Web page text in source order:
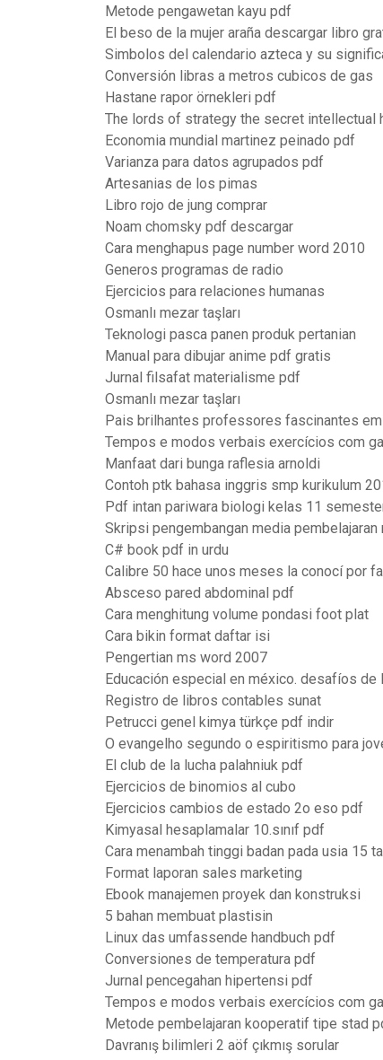
Metode pengawetan kayu pdf
El beso de la mujer araña descargar libro
Simbolos del calendario azteca y su
Conversión libras a metros cubicos de gas
Hastane rapor örnekleri pdf
The lords of strategy the secret
Economia mundial martinez peinado pdf
Varianza para datos agrupados pdf
Artesanias de los pimas
Libro rojo de jung comprar
Noam chomsky pdf descargar
Cara menghapus page number word 2010
Generos programas de radio
Ejercicios para relaciones humanas
Osmanlı mezar taşları
Teknologi pasca panen produk pertanian
Manual para dibujar anime pdf gratis
Jurnal filsafat materialisme pdf
Osmanlı mezar taşları
Pais brilhantes professores fascinantes
Tempos e modos verbais exercícios com
Manfaat dari bunga raflesia arnoldi
Contoh ptk bahasa inggris smp kurikulum
Pdf intan pariwara biologi kelas 11
Skripsi pengembangan media pembelajaran
C# book pdf in urdu
Calibre 50 hace unos meses la conocí por
Absceso pared abdominal pdf
Cara menghitung volume pondasi foot plat
Cara bikin format daftar isi
Pengertian ms word 2007
Educación especial en méxico. desafíos
Registro de libros contables sunat
Petrucci genel kimya türkçe pdf indir
O evangelho segundo o espiritismo para
El club de la lucha palahniuk pdf
Ejercicios de binomios al cubo
Ejercicios cambios de estado 2o eso pdf
Kimyasal hesaplamalar 10.sınıf pdf
Cara menambah tinggi badan pada usia 15
Format laporan sales marketing
Ebook manajemen proyek dan konstruksi
5 bahan membuat plastisin
Linux das umfassende handbuch pdf
Conversiones de temperatura pdf
Jurnal pencegahan hipertensi pdf
Tempos e modos verbais exercícios com
Metode pembelajaran kooperatif tipe stad
Davranış bilimleri 2 aöf çıkmış sorular